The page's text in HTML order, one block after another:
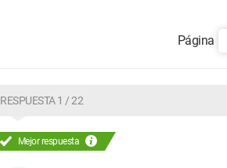
RESPUESTA 1 / 22
Mejor respuesta